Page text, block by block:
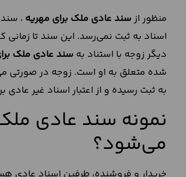
منظور از سند عادی ملک برای مهریه ،
اسناد به ثبت نمی‌رسد. این سند تا زمانی
دیگر زوجه با استناد به سند عادی ملک
شده متعلق به او است. زوجه در صورتی
به ثبت رسیده و از اعتبار اسناد غیر عادی
نمونه سند عادی
می‌شود؟